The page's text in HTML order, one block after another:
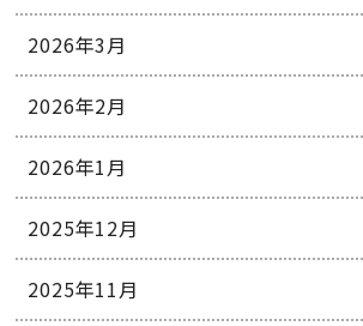
2026年3月
2026年2月
2026年1月
2025年12月
2025年11月